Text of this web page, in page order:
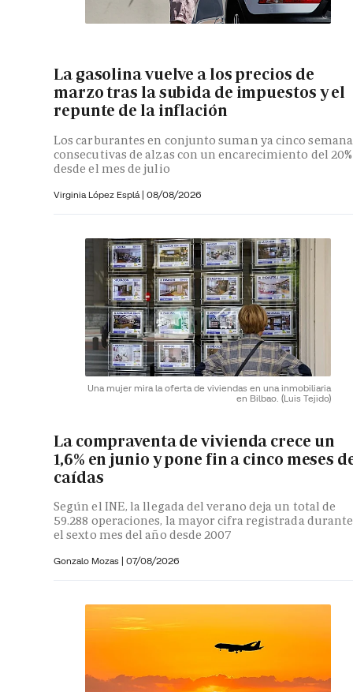
La gasolina vuelve a los precios de
marzo tras la subida de impuestos y el
repunte de la inflación
Los carburantes en conjunto suman ya cinco
consecutivas de alzas con un encarecimiento del 20%
desde el mes de julio
Virginia López Esplá | 08/08/2026
Una mujer mira la oferta de viviendas en una inmobiliaria
en Bilbao. (Luis Tejido)
La compraventa de vivienda crece un
1,6% en junio y pone fin a cinco meses
caídas
Según el INE, la llegada del verano deja un total de
59.288 operaciones, la mayor cifra registrada durante
el sexto mes del año desde 2007
Gonzalo Mozas | 07/08/2026